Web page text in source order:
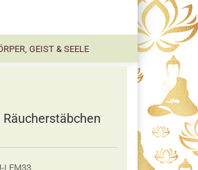
GEIST & SEELE
LEM33